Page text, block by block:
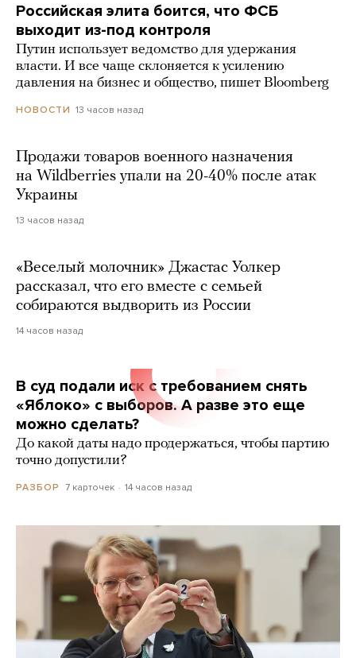
Российская элита боится, что ФСБ
выходит из-под контроля
Путин использует ведомство для удержания
власти. И все чаще склоняется к усилению
давления на бизнес и общество, пишет Bloomberg
НОВОСТИ 13 часов назад
Продажи товаров военного назначения
на Wildberries упали на 20-40% после атак
Украины
13 часов назад
«Веселый молочник» Джастас Уолкер
рассказал, что его вместе с семьей
собираются выдворить из России
14 часов назад
В суд подали иск с требованием снять
«Яблоко» с выборов. А разве это еще
можно сделать?
До какой даты надо продержаться, чтобы партию
точно допустили?
РАЗБОР 7 карточек 14 часов назад